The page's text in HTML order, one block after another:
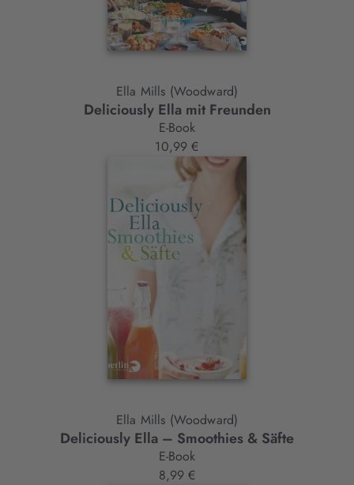
Ella Mills (Woodward)
Deliciously Ella mit Freunden
E-Book
10,99 €
Ella Mills (Woodward)
Deliciously Ella – Smoothies & Säfte
E-Book
8,99 €